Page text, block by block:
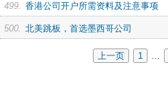
499. 香港公司开户所需资料及注意事项
500. 北美跳板，首选墨西哥公司
上一页 1 ...